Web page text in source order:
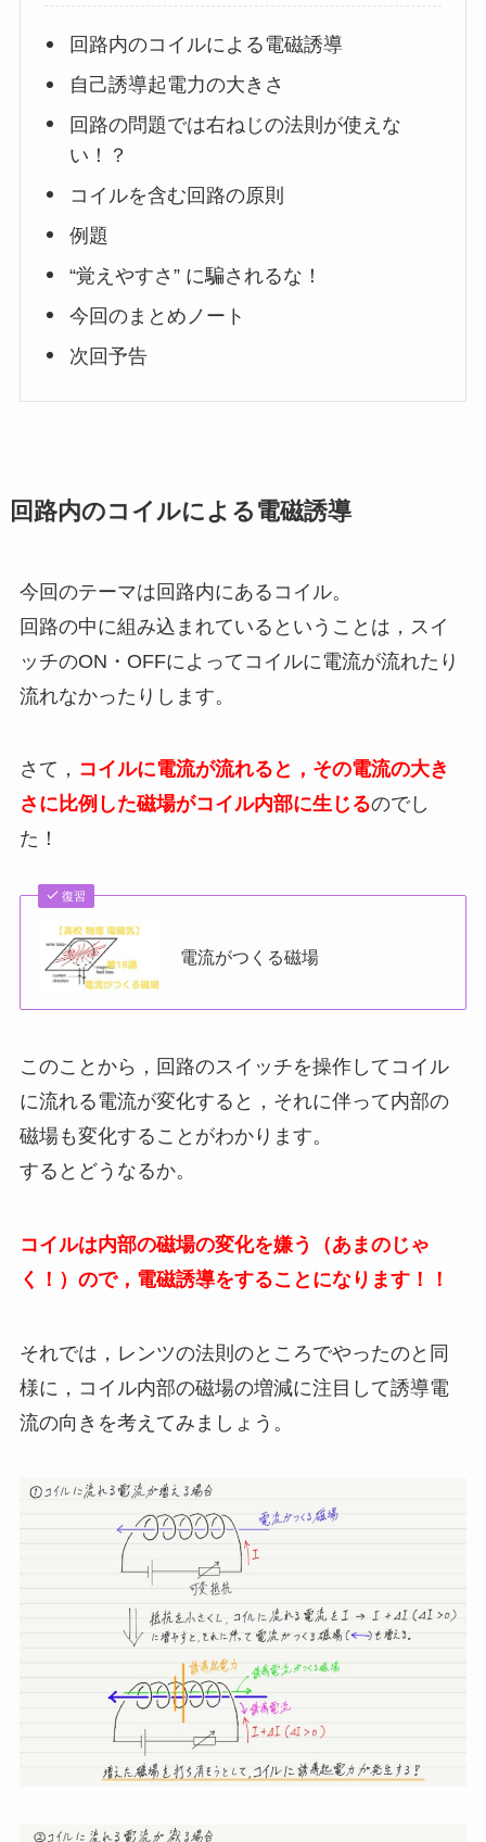
回路内のコイルによる電磁誘導
自己誘導起電力の大きさ
回路の問題では右ねじの法則が使えな
い！？
コイルを含む回路の原則
例題
“覚えやすさ” に騙されるな！
今回のまとめノート
次回予告
回路内のコイルによる電磁誘導
今回のテーマは回路内にあるコイル。
回路の中に組み込まれているということは，スイ
ッチのON・OFFによってコイルに電流が流れたり
流れなかったりします。
さて， コイルに電流が流れると，その電流の大き
さに比例した磁場がコイル内部に生じるのでし
た！
復習
電流がつくる磁場
このことから，回路のスイッチを操作してコイル
に流れる電流が変化すると，それに伴って内部の
磁場も変化することがわかります。
するとどうなるか。
コイルは内部の磁場の変化を嫌う（あまのじゃ
く！）ので，電磁誘導をすることになります！！
それでは，レンツの法則のところでやったのと同
様に，コイル内部の磁場の増減に注目して誘導電
流の向きを考えてみましょう。